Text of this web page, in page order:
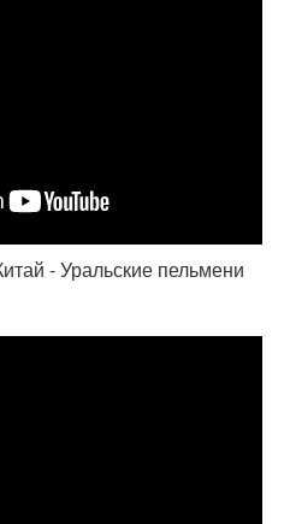
- Уральские пельмени